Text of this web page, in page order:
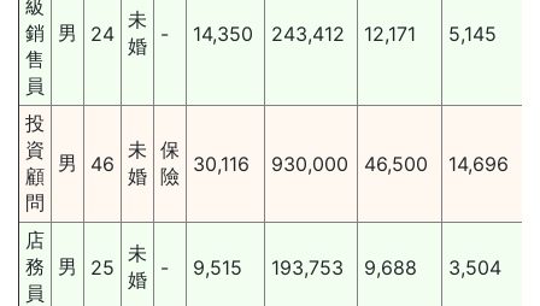
級
銷
售
員
男 24
未
婚
- 14,350 243,412 12,171 5,145
投
資
顧
問
男 46
未
婚
保
險
30,116 930,000 46,500 14,696
店
務
員
男 25
未
婚
- 9,515 193,753 9,688 3,504